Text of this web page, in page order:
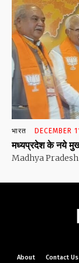
भारत DECEMBER
मध्यप्रदेश के नये
Madhya Pradesh
About Contact Us